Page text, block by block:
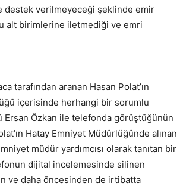
destek verilmeyeceği şeklinde emir
alt birimlerine iletmediği ve emri
tarafından aranan Hasan Polat’ın
içerisinde herhangi bir sorumlu
Ersan Özkan ile telefonda görüştüğünün
Hatay Emniyet Müdürlüğünde alınan
müdür yardımcısı olarak tanıtan bir
dijital incelemesinde silinen
ve daha öncesinden de irtibatta